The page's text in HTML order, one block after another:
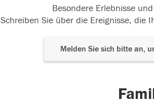
Besondere Erlebnisse
Schreiben Sie über die Ereignisse, die
Melden Sie sich bitte an,